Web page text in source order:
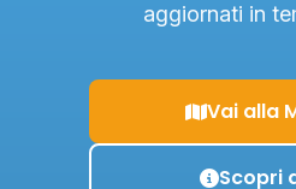
aggiornati in
Vai alla
Scopri